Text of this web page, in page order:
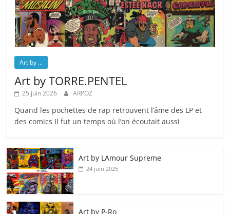
Art by ...
Art by TORRE.PENTEL
25 juin 2026 ARPOZ
Quand les pochettes de rap retrouvent l’âme des LP et
des comics Il fut un temps où l’on écoutait aussi
Art by LAmour Supreme
24 juin 2025
Art by P‑Ro